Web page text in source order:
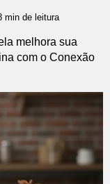
min de leitura
melhora sua
com o Conexão